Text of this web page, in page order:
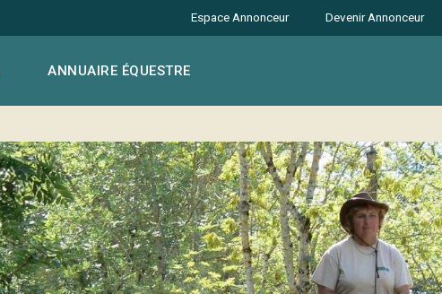
ANNUAIRE ÉQUESTRE
Espace Annonceur Devenir Annonceur